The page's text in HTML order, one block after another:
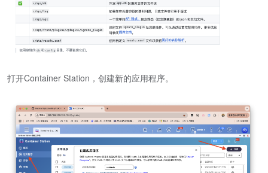
打开Container Station，创建新的应用程序。